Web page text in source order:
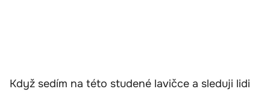
Když sedím na této studené lavičce a sleduji lidi